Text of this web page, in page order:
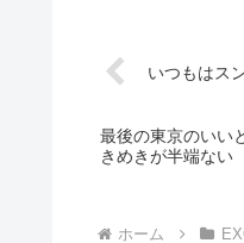
いつもはス
最後の東京のいい
きめきが半端ない
ホーム